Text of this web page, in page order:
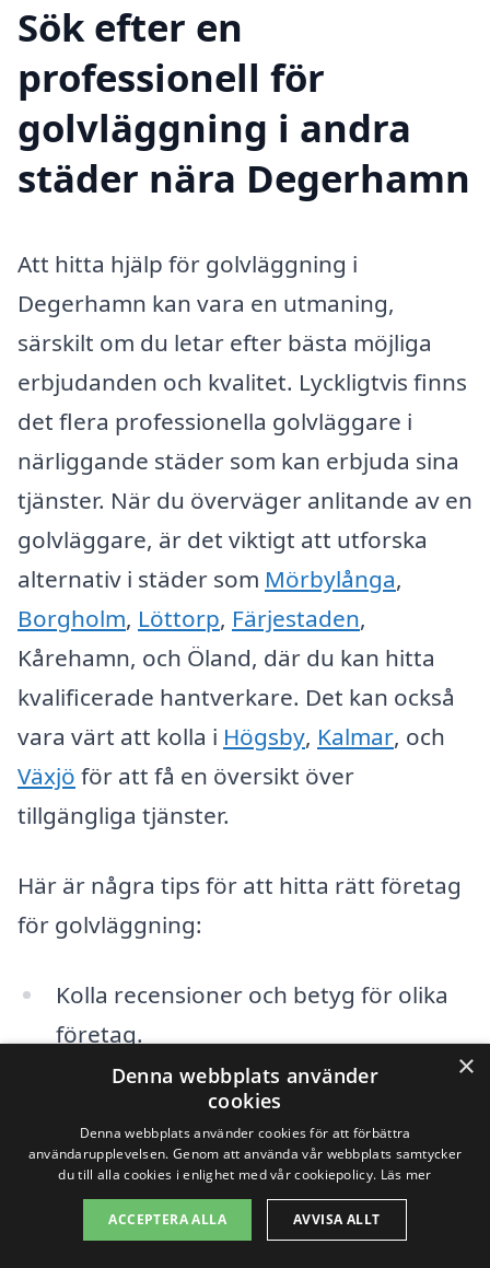
Sök efter en
professionell för
golvläggning i andra
städer nära Degerhamn
Att hitta hjälp för golvläggning i
Degerhamn kan vara en utmaning,
särskilt om du letar efter bästa möjliga
erbjudanden och kvalitet. Lyckligtvis finns
det flera professionella golvläggare i
närliggande städer som kan erbjuda sina
tjänster. När du överväger anlitande av en
golvläggare, är det viktigt att utforska
alternativ i städer som Mörbylånga,
Borgholm, Löttorp, Färjestaden,
Kårehamn, och Öland, där du kan hitta
kvalificerade hantverkare. Det kan också
vara värt att kolla i Högsby, Kalmar, och
Växjö för att få en översikt över
tillgängliga tjänster.
Här är några tips för att hitta rätt företag
för golvläggning:
Kolla recensioner och betyg för olika
företag.
Begär offerter från flera egna företag
för att jämföra priser.
Fråga om referenser och tidigare
arbeten.
×
Denna webbplats använder
cookies
Denna webbplats använder cookies för att förbättra
användarupplevelsen. Genom att använda vår webbplats samtycker
du till alla cookies i enlighet med vår cookiepolicy. Läs mer
ACCEPTERA ALLA AVVISA ALLT